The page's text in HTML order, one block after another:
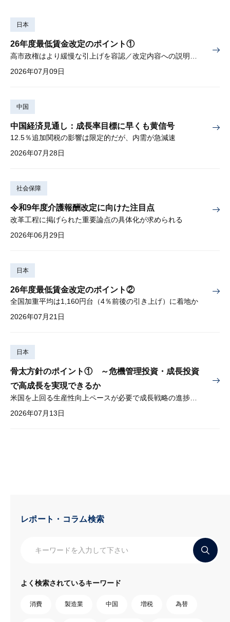
日本
26年度最低賃金改定のポイント①
2026年07月09日
中国
中国経済見通し：成長率目標に早くも黄信号
12.5％追加関税の影響は限定的だが、内需が急減速
2026年07月28日
社会保障
令和9年度介護報酬改定に向けた注目点
改革工程に掲げられた重要論点の具体化が求められる
2026年06月29日
日本
26年度最低賃金改定のポイント②
全国加重平均は1,160円台（4％前後の引き上げ）に着地か
2026年07月21日
日本
骨太方針のポイント① ～危機管理投資・成長投資
で高成長を実現できるか
2026年07月13日
レポート・コラム検索
よく検索されているキーワード
消費 製造業 中国 増税 為替